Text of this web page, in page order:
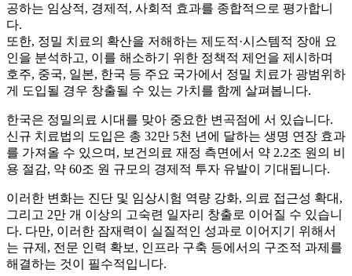
공하는 임상적, 경제적, 사회적 효과를 종합적으로 평가합니
다.
또한, 정밀 치료의 확산을 저해하는 제도적·시스템적 장애 요
인을 분석하고, 이를 해소하기 위한 정책적 제언을 제시하며
호주, 중국, 일본, 한국 등 주요 국가에서 정밀 치료가 광범위하
게 도입될 경우 창출될 수 있는 가치를 함께 살펴봅니다.
한국은 정밀의료 시대를 맞아 중요한 변곡점에 서 있습니다.
신규 치료법의 도입은 총 32만 5천 년에 달하는 생명 연장 효과
를 가져올 수 있으며, 보건의료 재정 측면에서 약 2.2조 원의 비
용 절감, 약 60조 원 규모의 경제적 투자 유발이 기대됩니다.
이러한 변화는 진단 및 임상시험 역량 강화, 의료 접근성 확대,
그리고 2만 개 이상의 고숙련 일자리 창출로 이어질 수 있습니
다. 다만, 이러한 잠재력이 실질적인 성과로 이어지기 위해서
는 규제, 전문 인력 확보, 인프라 구축 등에서의 구조적 과제를
해결하는 것이 필수적입니다.